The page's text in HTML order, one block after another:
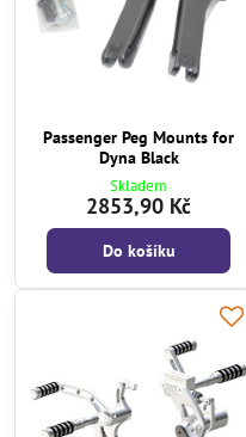
Passenger Peg Mounts for
Dyna Black
Skladem
2853,90 Kč
Do košíku